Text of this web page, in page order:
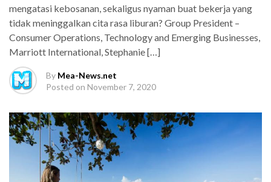
mengatasi kebosanan, sekaligus nyaman buat bekerja yang
tidak meninggalkan cita rasa liburan? Group President –
Consumer Operations, Technology and Emerging Businesses,
Marriott International, Stephanie […]
By Mea-News.net
Posted on November 7, 2020